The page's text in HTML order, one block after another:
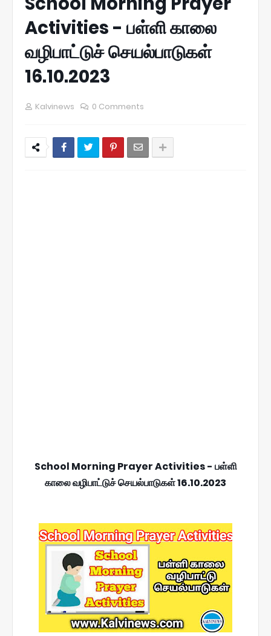
Activities - பள்ளி காலை
வழிபாட்டுச் செயல்பாடுகள்
16.10.2023
Kalvinews 0 Comments
School Morning Prayer Activities - பள்ளி
காலை வழிபாட்டுச் செயல்பாடுகள் 16.10.2023